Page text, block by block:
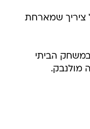
ציריך שמארחת
הביתי
מולנבק.